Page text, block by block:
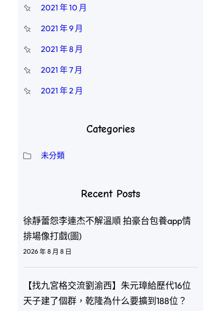
2021 年 10 月
2021 年 9 月
2021 年 8 月
2021 年 7 月
2021 年 2 月
Categories
未分類
Recent Posts
徐靜蕾怨李連杰不解溫順 拍豪台包養app情
排場像打戲(圖)
2026 年 8 月 8 日
【找九宮格交流劉渝西】朱元璋給歷代16位
天子建了個群，乾隆為什么要擴到188位？